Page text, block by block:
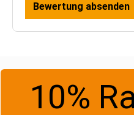
Bewertung absenden
10%